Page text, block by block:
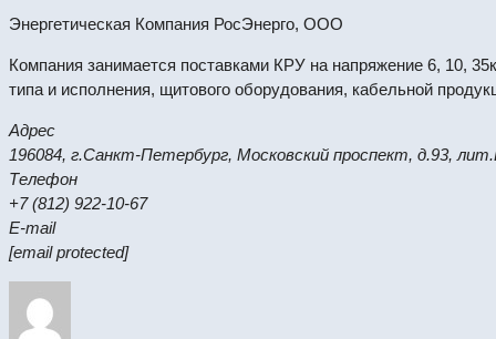
Энергетическая Компания РосЭнерго, ООО
Компания занимается поставками КРУ на напряжение 6, 10,
типа и исполнения, щитового оборудования, кабельной
Адрес
196084, г.Санкт-Петербург, Московский проспект, д.93,
Телефон
+7 (812) 922-10-67
E-mail
[email protected]